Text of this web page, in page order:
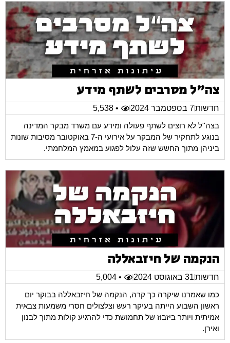
צה"ל מסרבים לשתף מידע
חדשות7 בספטמבר 2024
• 5,538
בצה''ל לא רוצים לשתף פעולה ומידע עם משרד מבקר המדינה
בנוגע לתחקיר של המבקר על אירועי ה-7 באוקטובר מסיבות שונות
ביניהן מתוך החשש שזה עלול לפגוע במאמץ המלחמתי.
הנקמה של חיזבאללה
חדשות31 באוגוסט 2024
• 5,004
כמו שאמרנו שיקרה כך קרה, הנקמה של חיזבאללה בבוקר יום
ראשון השבוע הייתה בעיקר רעש וצלצולים חסרי משמעות צבאית
אמיתית ויותר ביזבוז של תחמושת כדי להרגיע קולות מתוך לבנון
ואירן.